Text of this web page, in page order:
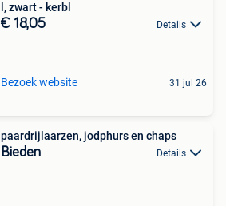
l, zwart - kerbl
€ 18,05 Details
Bezoek website 31 jul 26
paardrijlaarzen, jodphurs en chaps
Bieden Details